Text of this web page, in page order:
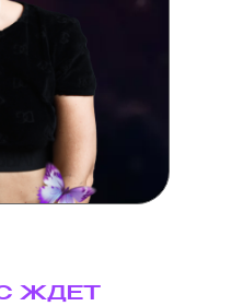
ЖДЕТ